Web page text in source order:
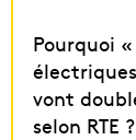
Pourquoi
vont
selon RTE ?